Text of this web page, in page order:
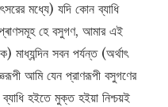
মধ্যে) যদি কোন ব্যাধি
প্ৰাণসমূহ হে বসুগণ, আমার এই
মাধ্যন্দিন সবন পর্যন্ত (অর্থাৎ
আমি যেন প্রাণরূপী বসুগণের
হইতে মুক্ত হইয়া নিশ্চয়ই